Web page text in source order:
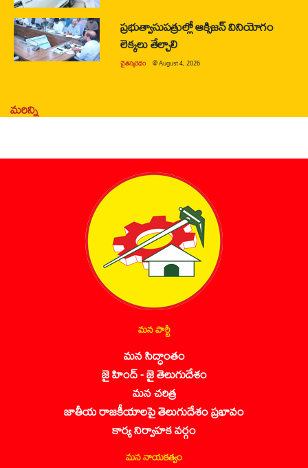
ప్రభుత్వాసుపత్రుల్లో ఆక్సిజన్ వినియోగం
లెక్కలు తేల్చాలి
చైతన్యరధం @August 4, 2026
మరిన్ని
మన పార్టీ
మన సిద్ధాంతం
జై హింద్ - జై తెలుగుదేశం
మన చరిత్ర
జాతీయ రాజకీయాలపై తెలుగుదేశం ప్రభావం
కార్య నిర్వాహక వర్గం
మన నాయకత్వం